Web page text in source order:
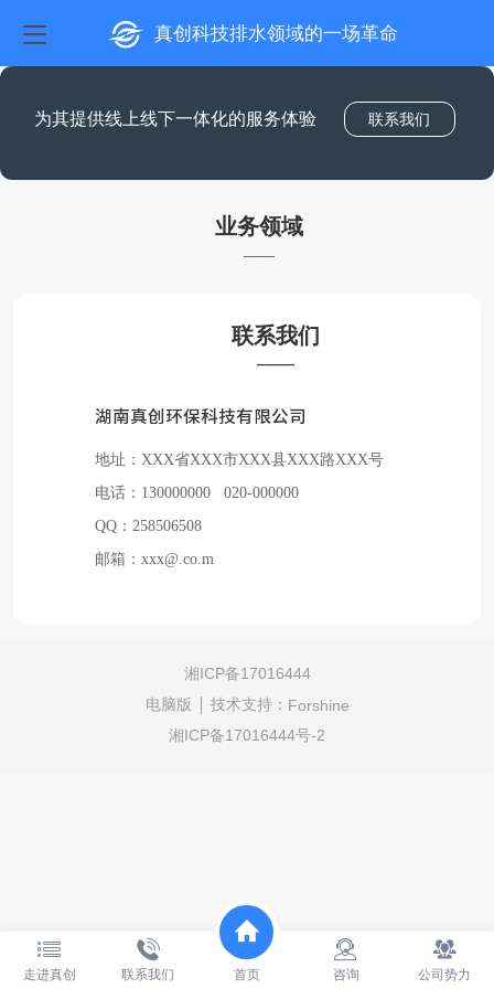
真创科技排水领域的一场革命
为其提供线上线下一体化的服务体验 联系我们
业务领域
——
联系我们
——
湖南真创环保科技有限公司
地址：XXX省XXX市XXX县XXX路XXX号
电话：130000000 020-000000
QQ：258506508
邮箱：xxx@.co.m
湘ICP备17016444
电脑版
技术支持： Forshine
湘ICP备17016444号-2
走进真创 联系我们 首页 咨询 公司势力